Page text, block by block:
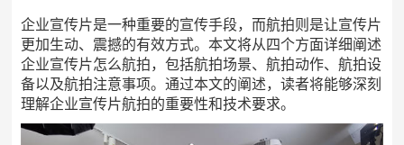
企业宣传片是一种重要的宣传手段，而航拍则是让宣传片
更加生动、震撼的有效方式。本文将从四个方面详细阐述
企业宣传片怎么航拍，包括航拍场景、航拍动作、航拍设
备以及航拍注意事项。通过本文的阐述，读者将能够深刻
理解企业宣传片航拍的重要性和技术要求。